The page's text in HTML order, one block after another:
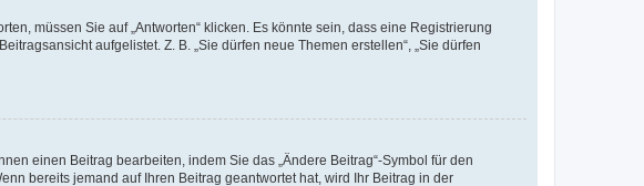
müssen Sie auf „Antworten“ klicken. Es könnte sein, dass eine Registrierung
aufgelistet. Z. B. „Sie dürfen neue Themen erstellen“, „Sie dürfen
einen Beitrag bearbeiten, indem Sie das „Ändere Beitrag“-Symbol für den
bereits jemand auf Ihren Beitrag geantwortet hat, wird Ihr Beitrag in der